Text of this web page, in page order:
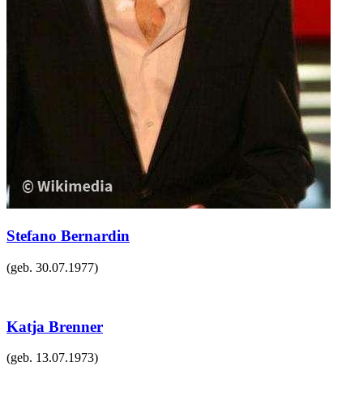
Stefano Bernardin
(geb. 30.07.1977)
Katja Brenner
(geb. 13.07.1973)